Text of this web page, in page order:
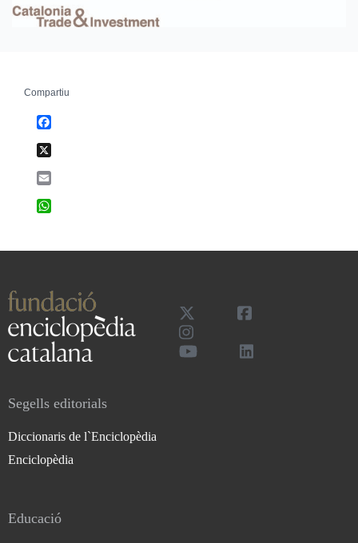
Compartiu
Segells editorials
Diccionaris de l`Enciclopèdia
Enciclopèdia
Educació